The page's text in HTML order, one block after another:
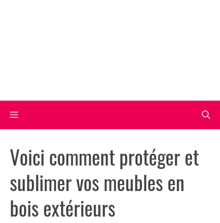
Menu
Voici comment protéger et
sublimer vos meubles en
bois extérieurs